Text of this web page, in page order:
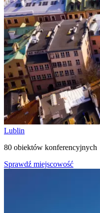
Lublin
80 obiektów konferencyjnych
Sprawdź miejscowość